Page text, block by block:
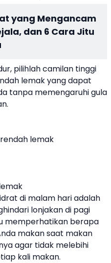
yang Mengancam
dan 6 Cara Jitu
pilihlah camilan tinggi
lemak yang dapat
tanpa memengaruhi gula
lemak
di malam hari adalah
lonjakan di pagi
memperhatikan berapa
makan saat makan
agar tidak melebihi
kali makan.